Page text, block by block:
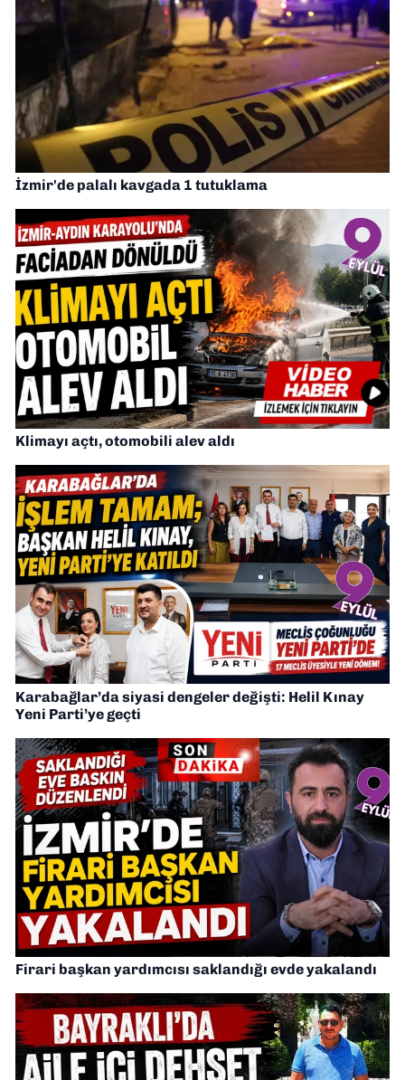
İzmir'de palalı kavgada 1 tutuklama
Klimayı açtı, otomobili alev aldı
Karabağlar’da siyasi dengeler değişti: Helil Kınay
Yeni Parti’ye geçti
Firari başkan yardımcısı saklandığı evde yakalandı